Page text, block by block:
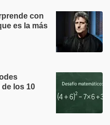
con
es la más
los 10